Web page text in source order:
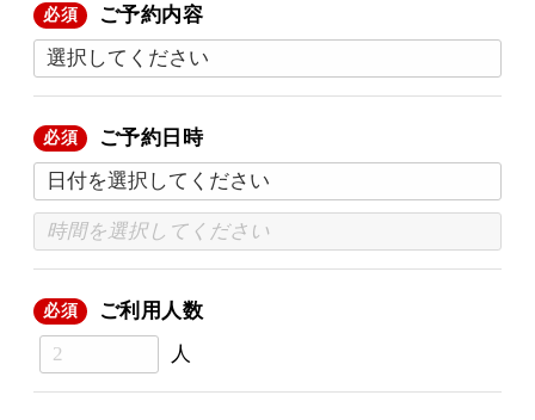
必須 ご予約内容
必須 ご予約日時
必須
ご利用人数
人